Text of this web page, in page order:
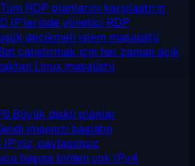
Tüm RDP planlarını karşılaştırın
IP'lerinde yönetici RDP
gecikmeli işlem masaüstü
çalıştırmak için her zaman açık
Linux masaüstü
Büyük diskli planlar
imajınızı başlatın
IP'niz, paylaşımsız
başına birden çok IPv4